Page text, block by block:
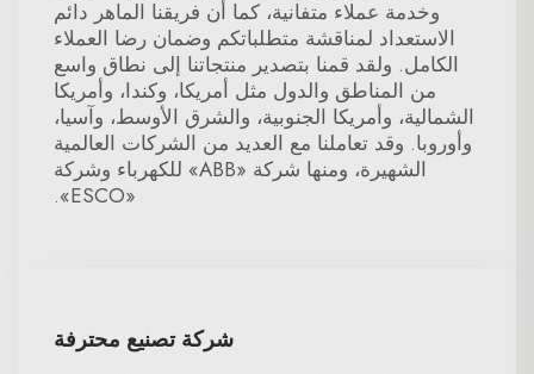
وخدمة عملاء متفانية، كما أن فريقنا الماهر دائم
الاستعداد لمناقشة متطلباتكم وضمان رضا العملاء
الكامل. ولقد قمنا بتصدير منتجاتنا إلى نطاق واسع
من المناطق والدول مثل أمريكا، وكندا، وأمريكا
الشمالية، وأمريكا الجنوبية، والشرق الأوسط، وآسيا،
وأوروبا. وقد تعاملنا مع العديد من الشركات العالمية
الشهيرة، ومنها شركة «ABB» للكهرباء وشركة
«ESCO».
شركة تصنيع محترفة